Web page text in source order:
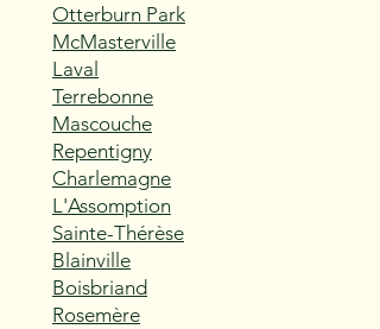
Otterburn Park
McMasterville
Laval
Terrebonne
Mascouche
Repentigny
Charlemagne
L'Assomption
Sainte-Thérèse
Blainville
Boisbriand
Rosemère